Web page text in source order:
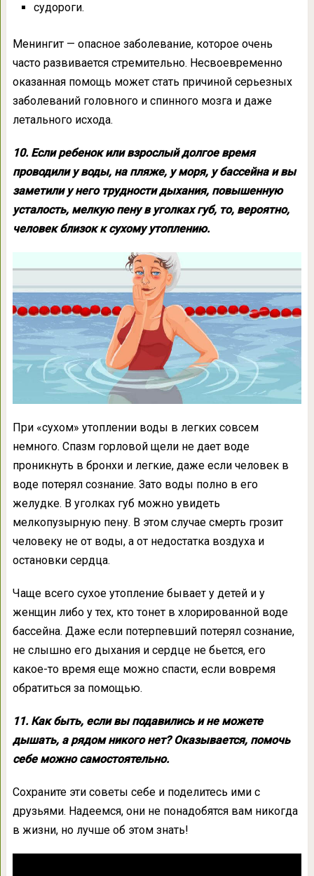
судороги.
Менингит — опасное заболевание, которое очень
часто развивается стремительно. Несвоевременно
оказанная помощь может стать причиной серьезных
заболеваний головного и спинного мозга и даже
летального исхода.
10. Если ребенок или взрослый долгое время
проводили у воды, на пляже, у моря, у бассейна и вы
заметили у него трудности дыхания, повышенную
усталость, мелкую пену в уголках губ, то, вероятно,
человек близок к сухому утоплению.
При «сухом» утоплении воды в легких совсем
немного. Спазм горловой щели не дает воде
проникнуть в бронхи и легкие, даже если человек в
воде потерял сознание. Зато воды полно в его
желудке. В уголках губ можно увидеть
мелкопузырную пену. В этом случае смерть грозит
человеку не от воды, а от недостатка воздуха и
остановки сердца.
Чаще всего сухое утопление бывает у детей и у
женщин либо у тех, кто тонет в хлорированной воде
бассейна. Даже если потерпевший потерял сознание,
не слышно его дыхания и сердце не бьется, его
какое-то время еще можно спасти, если вовремя
обратиться за помощью.
11. Как быть, если вы подавились и не можете
дышать, а рядом никого нет? Оказывается, помочь
себе можно самостоятельно.
Сохраните эти советы себе и поделитесь ими с
друзьями. Надеемся, они не понадобятся вам никогда
в жизни, но лучше об этом знать!